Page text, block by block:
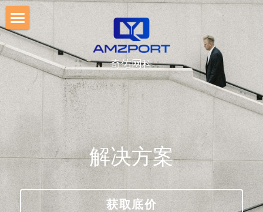
奇佑网科
首页
未来校园
资讯动态
解决方案
公司文化
加入我们
解决方案
获取底价